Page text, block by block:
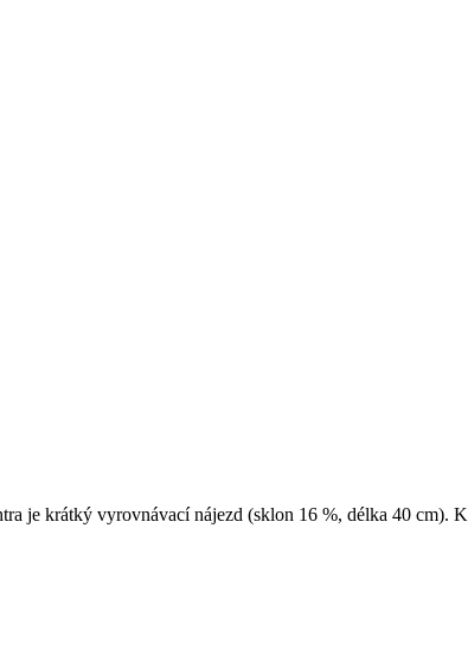
je krátký vyrovnávací nájezd (sklon 16 %, délka 40 cm).